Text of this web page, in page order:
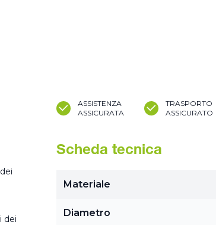
ASSISTENZA
ASSICURATA
TRASPORTO
ASSICURATO
dei
Scheda tecnica
Materiale
Diametro